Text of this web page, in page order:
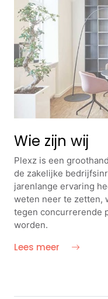
Wie zijn wij
Plexz is een
de zakelijke
jarenlange ervaring
weten neer te zetten,
tegen concurrerende
worden.
Lees meer